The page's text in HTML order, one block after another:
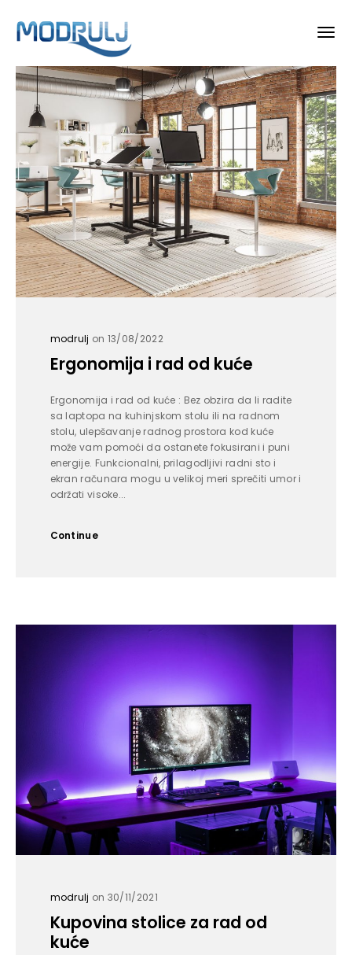
modrulj on 13/08/2022
Ergonomija i rad od kuće
Ergonomija i rad od kuće : Bez obzira da li radite
sa laptopa na kuhinjskom stolu ili na radnom
stolu, ulepšavanje radnog prostora kod kuće
može vam pomoći da ostanete fokusirani i puni
energije. Funkcionalni, prilagodljivi radni sto i
ekran računara mogu u velikoj meri sprečiti umor i
održati visoke...
Continue
modrulj on 30/11/2021
Kupovina stolice za rad od
kuće